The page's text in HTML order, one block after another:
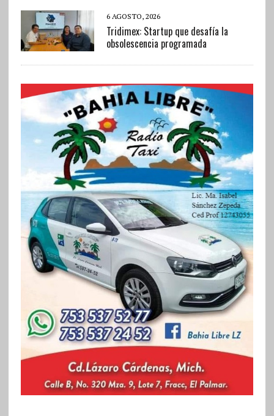
6 AGOSTO, 2026
Tridimex: Startup que desafía la
obsolescencia programada